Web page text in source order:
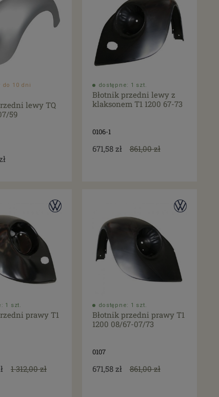
do 10 dni
lewy TQ
59
dostępne: 1 szt.
Błotnik przedni lewy z
klaksonem T1 1200 67-73
0106-1
671,58 zł 861,00 zł
1 szt.
prawy T1
1 312,00 zł
dostępne: 1 szt.
Błotnik przedni prawy T1
1200 08/67-07/73
0107
671,58 zł 861,00 zł